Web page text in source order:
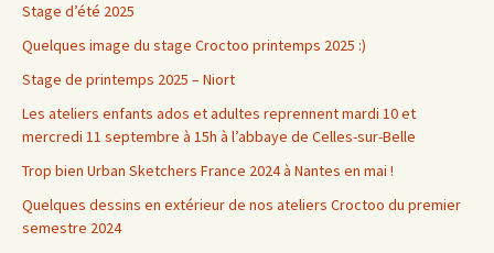
Stage d’été 2025
Quelques image du stage Croctoo printemps 2025 :)
Stage de printemps 2025 – Niort
Les ateliers enfants ados et adultes reprennent mardi 10 et
mercredi 11 septembre à 15h à l’abbaye de Celles-sur-Belle
Trop bien Urban Sketchers France 2024 à Nantes en mai !
Quelques dessins en extérieur de nos ateliers Croctoo du premier
semestre 2024